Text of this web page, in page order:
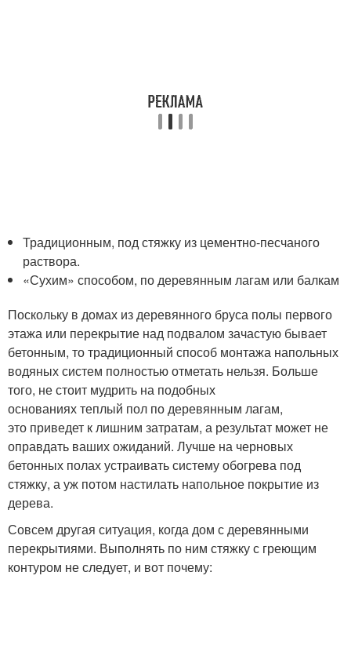
Традиционным, под стяжку из цементно-песчаного
раствора.
«Сухим» способом, по деревянным лагам или балкам
Поскольку в домах из деревянного бруса полы первого
этажа или перекрытие над подвалом зачастую бывает
бетонным, то традиционный способ монтажа напольных
водяных систем полностью отметать нельзя. Больше
того, не стоит мудрить на подобных
основаниях теплый пол по деревянным лагам,
это приведет к лишним затратам, а результат может не
оправдать ваших ожиданий. Лучше на черновых
бетонных полах устраивать систему обогрева под
стяжку, а уж потом настилать напольное покрытие из
дерева.
Совсем другая ситуация, когда дом с деревянными
перекрытиями. Выполнять по ним стяжку с греющим
контуром не следует, и вот почему: